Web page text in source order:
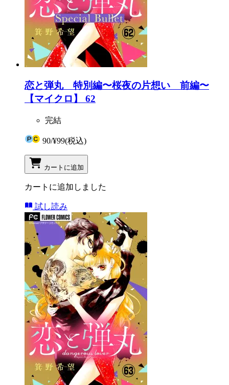
恋と弾丸 特別編〜桜夜の片想い 前編〜
【マイクロ】 62
完結
90/¥99(税込)
カートに追加
カートに追加しました
試し読み